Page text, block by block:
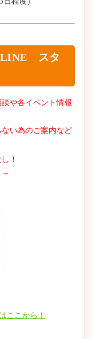
LINE スタ
や各イベント情報
い為のご案内など
！
ここから！